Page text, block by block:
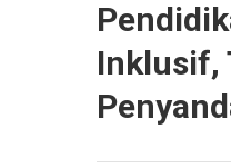
Inklusif,